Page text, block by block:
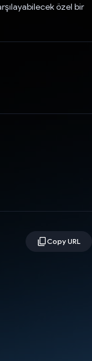
özel bir